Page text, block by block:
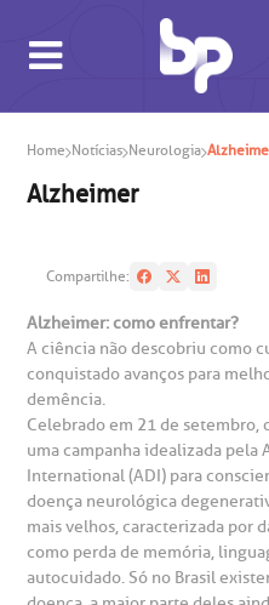
BUSCA
CONSULTAS E EXAMES
ATENDIMENTO 24H
CONHEÇA AS UNIDADES
INSTITUCIONAL
NOSSOS SERVIÇOS
INFORMAÇÕES ÚTEIS
ESPECIALIDADES
Home Notícias Neurologia
Alzheimer
Compartilhe:
Alzheimer: como enfrentar?
A ciência não descobriu como
conquistado avanços para
demência.
Celebrado em 21 de setembro,
uma campanha idealizada pela
International (ADI) para
doença neurológica
mais velhos, caracterizada por
como perda de memória,
autocuidado. Só no Brasil